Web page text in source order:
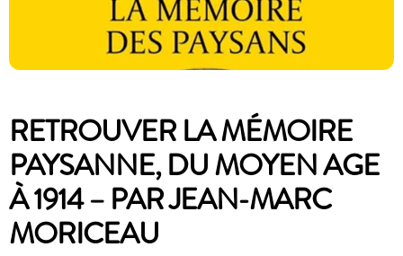
RETROUVER LA MÉMOIRE
PAYSANNE, DU MOYEN AGE
À 1914 – PAR JEAN-MARC
MORICEAU